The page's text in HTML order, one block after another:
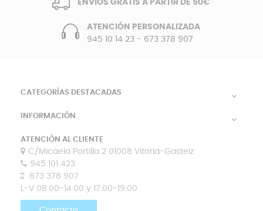
ENVÍOS GRATIS A PARTIR DE 50€
ATENCIÓN PERSONALIZADA
945 10 14 23- 673 378 907
CATEGORÍAS DESTACADAS 
INFORMACIÓN 
ATENCIÓN AL CLIENTE
C/Micaela Portilla 2 01008 Vitoria-Gasteiz
945 101 423
673 378 907
L-V 08:00-14:00 y 17:00-19:00